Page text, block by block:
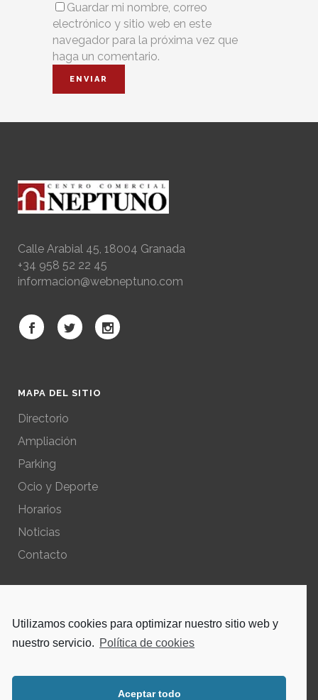
Utilizamos cookies para optimizar nuestro sitio web y
nuestro servicio. Política de cookies
Aceptar todo
Guardar mi nombre, correo
electrónico y sitio web en este
navegador para la próxima vez que
haga un comentario.
Calle Arabial 45, 18004 Granada
+34 958 52 22 45
informacion@webneptuno.com
MAPA DEL SITIO
Directorio
Ampliación
Parking
Ocio y Deporte
Horarios
Noticias
Contacto
Política de privacidad – Aviso Legal